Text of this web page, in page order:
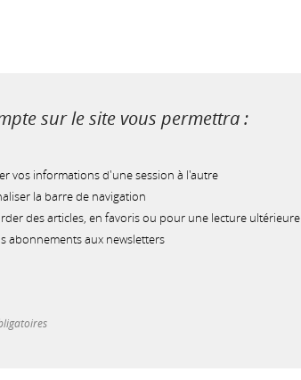
sur le site vous permettra :
vos informations d'une session à l'autre
la barre de navigation
des articles, en favoris ou pour une lecture ultérieure
abonnements aux newsletters